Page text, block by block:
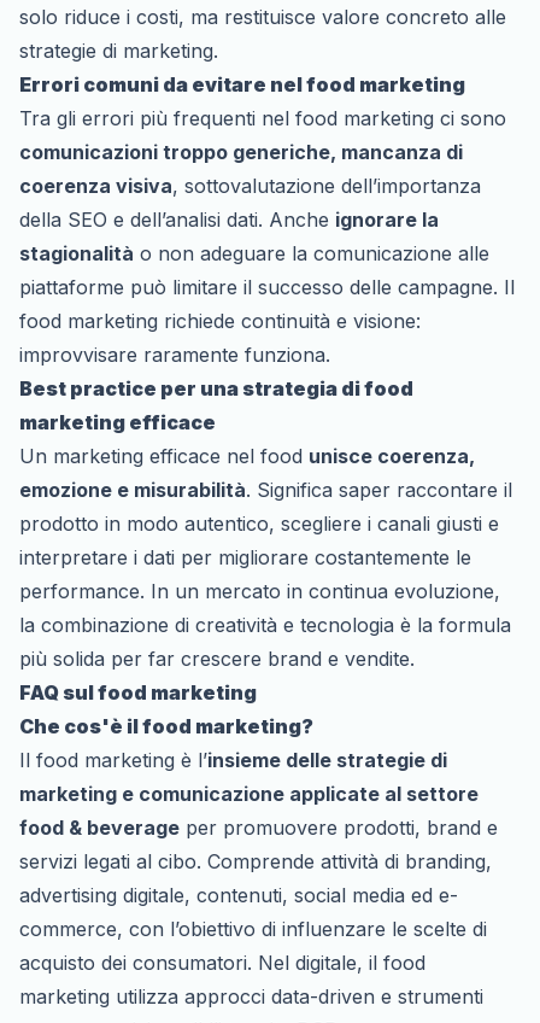
solo riduce i costi, ma restituisce valore concreto alle
strategie di marketing.
Errori comuni da evitare nel food marketing
Tra gli errori più frequenti nel food marketing ci sono
comunicazioni troppo generiche, mancanza di
coerenza visiva, sottovalutazione dell’importanza
della SEO e dell’analisi dati. Anche ignorare la
stagionalità o non adeguare la comunicazione alle
piattaforme può limitare il successo delle campagne. Il
food marketing richiede continuità e visione:
improvvisare raramente funziona.
Best practice per una strategia di food
marketing efficace
Un marketing efficace nel food unisce coerenza,
emozione e misurabilità. Significa saper raccontare il
prodotto in modo autentico, scegliere i canali giusti e
interpretare i dati per migliorare costantemente le
performance. In un mercato in continua evoluzione,
la combinazione di creatività e tecnologia è la formula
più solida per far crescere brand e vendite.
FAQ sul food marketing
Che cos'è il food marketing?
Il food marketing è l’insieme delle strategie di
marketing e comunicazione applicate al settore
food & beverage per promuovere prodotti, brand e
servizi legati al cibo. Comprende attività di branding,
advertising digitale, contenuti, social media ed e-
commerce, con l’obiettivo di influenzare le scelte di
acquisto dei consumatori. Nel digitale, il food
marketing utilizza approcci data-driven e strumenti